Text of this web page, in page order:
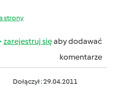
strony
zarejestruj sięaby dodawać
komentarze
Dołączył : 29.04.2011